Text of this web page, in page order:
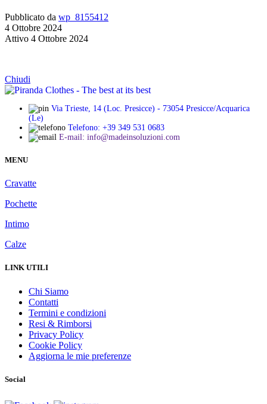
Pubblicato da wp_8155412
4 Ottobre 2024
Attivo 4 Ottobre 2024
Chiudi
Via Trieste, 14 (Loc. Presicce) - 73054 Presicce/Acquarica
(Le)
Telefono: +39 349 531 0683
E-mail: info@madeinsoluzioni.com
MENU
Cravatte
Pochette
Intimo
Calze
LINK UTILI
Chi Siamo
Contatti
Termini e condizioni
Resi & Rimborsi
Privacy Policy
Cookie Policy
Aggiorna le mie preferenze
Social